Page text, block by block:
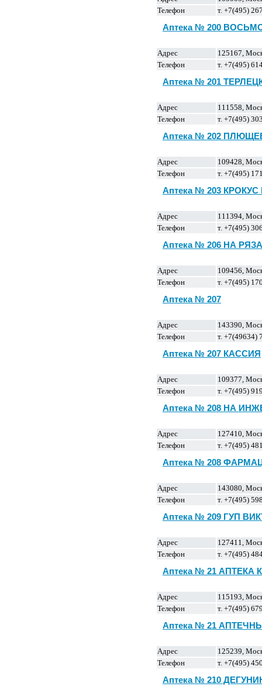
Телефон
т. +7(495)
Аптека № 200
Адрес
125167,
Телефон
т. +7(495)
Аптека № 201
Адрес
111558,
Телефон
т. +7(495)
Аптека № 202
Адрес
109428,
Телефон
т. +7(495)
Аптека № 203 КРОКУС
Адрес
111394,
Телефон
т. +7(495)
Аптека № 206 НА
Адрес
109456,
Телефон
т. +7(495)
Аптека № 207
Адрес
143390,
Телефон
т. +7(49634)
Аптека № 207 КАССИЯ
Адрес
109377,
Телефон
т. +7(495)
Аптека № 208 НА
Адрес
127410,
Телефон
т. +7(495)
Аптека № 208
Адрес
143080,
Телефон
т. +7(495)
Аптека № 209 ГУП
Адрес
127411,
Телефон
т. +7(495)
Аптека № 21 АПТЕКА
Адрес
115193,
Телефон
т. +7(495)
Аптека № 21
Адрес
125239,
Телефон
т. +7(495)
Аптека № 210